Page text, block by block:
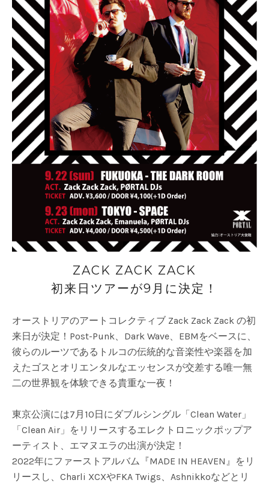
ZACK ZACK ZACK
初来日ツアーが9月に決定！
オーストリアのアートコレクティブ Zack Zack Zack の初
来日が決定！Post-Punk、Dark Wave、EBMをベースに、
彼らのルーツであるトルコの伝統的な音楽性や楽器を加
えたゴスとオリエンタルなエッセンスが交差する唯一無
二の世界観を体験できる貴重な一夜！
東京公演には7月10日にダブルシングル「Clean Water」
「Clean Air」をリリースするエレクトロニックポップア
ーティスト、エマヌエラの出演が決定！
2022年にファーストアルバム『MADE IN HEAVEN』をリ
リースし、Charli XCXやFKA Twigs、Ashnikkoなどとリ